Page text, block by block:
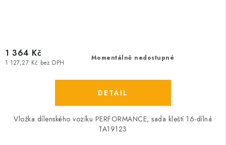
Momentálně nedostupné
1 127,27 Kč bez DPH
1 364 Kč
Vložka dílenského vozíku PERFORMANCE, sada kleští 16-dílná
TA19123